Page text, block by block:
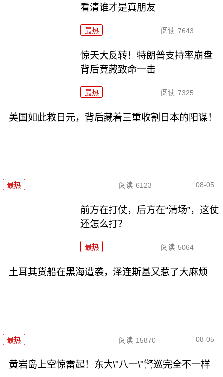
看清谁才是真朋友
最热 阅读 7643
惊天大反转！特朗普支持率崩盘
背后竟藏致命一击
最热 阅读 7325
美国如此救日元，背后藏着三重收割日本的阳谋！
最热 阅读 6123 08-05
前方在打仗，后方在“清场”，这仗
还怎么打？
最热 阅读 5064
土耳其货船在黑海遭袭，泽连斯基又惹了大麻烦
最热 阅读 15870 08-05
黄岩岛上空惊雷起！东大\"八一\"警巡完全不一样